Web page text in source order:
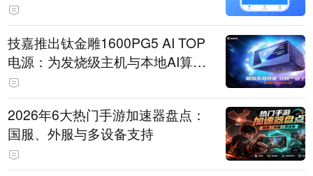
技嘉推出钛金雕1600PG5 AI TOP
电源：为发烧级主机与本地AI算力
打造旗舰供电方案
2026年6大热门手游加速器盘点：
国服、外服与多设备支持